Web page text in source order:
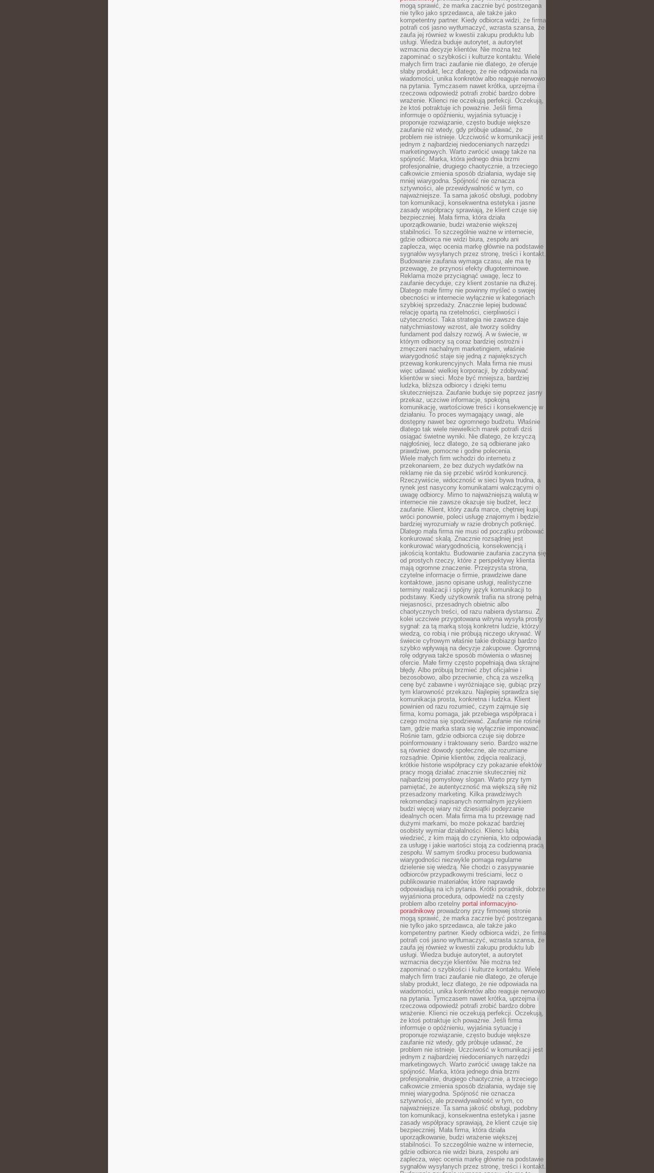
mogą sprawić, że marka zacznie być postrzegana
nie tylko jako sprzedawca, ale także jako
kompetentny partner. Kiedy odbiorca widzi, że firma
potrafi coś jasno wytłumaczyć, wzrasta szansa, że
zaufa jej również w kwestii zakupu produktu lub
usługi. Wiedza buduje autorytet, a autorytet
wzmacnia decyzje klientów. Nie można też
zapominać o szybkości i kulturze kontaktu. Wiele
małych firm traci zaufanie nie dlatego, że oferuje
słaby produkt, lecz dlatego, że nie odpowiada na
wiadomości, unika konkretów albo reaguje nerwowo
na pytania. Tymczasem nawet krótka, uprzejma i
rzeczowa odpowiedź potrafi zrobić bardzo dobre
wrażenie. Klienci nie oczekują perfekcji. Oczekują,
że ktoś potraktuje ich poważnie. Jeśli firma
informuje o opóźnieniu, wyjaśnia sytuację i
proponuje rozwiązanie, często buduje większe
zaufanie niż wtedy, gdy próbuje udawać, że
problem nie istnieje. Uczciwość w komunikacji jest
jednym z najbardziej niedocenianych narzędzi
marketingowych. Warto zwrócić uwagę także na
spójność. Marka, która jednego dnia brzmi
profesjonalnie, drugiego chaotycznie, a trzeciego
całkowicie zmienia sposób działania, wydaje się
mniej wiarygodna. Spójność nie oznacza
sztywności, ale przewidywalność w tym, co
najważniejsze. Ta sama jakość obsługi, podobny
ton komunikacji, konsekwentna estetyka i jasne
zasady współpracy sprawiają, że klient czuje się
bezpieczniej. Mała firma, która działa
uporządkowanie, budzi wrażenie większej
stabilności. To szczególnie ważne w internecie,
gdzie odbiorca nie widzi biura, zespołu ani
zaplecza, więc ocenia markę głównie na podstawie
sygnałów wysyłanych przez stronę, treści i kontakt.
Budowanie zaufania wymaga czasu, ale ma tę
przewagę, że przynosi efekty długoterminowe.
Reklama może przyciągnąć uwagę, lecz to
zaufanie decyduje, czy klient zostanie na dłużej.
Dlatego małe firmy nie powinny myśleć o swojej
obecności w internecie wyłącznie w kategoriach
szybkiej sprzedaży. Znacznie lepiej budować
relację opartą na rzetelności, cierpliwości i
użyteczności. Taka strategia nie zawsze daje
natychmiastowy wzrost, ale tworzy solidny
fundament pod dalszy rozwój. A w świecie, w
którym odbiorcy są coraz bardziej ostrożni i
zmęczeni nachalnym marketingiem, właśnie
wiarygodność staje się jedną z największych
przewag konkurencyjnych. Mała firma nie musi
więc udawać wielkiej korporacji, by zdobywać
klientów w sieci. Może być mniejsza, bardziej
ludzka, bliższa odbiorcy i dzięki temu
skuteczniejsza. Zaufanie buduje się poprzez jasny
przekaz, uczciwe informacje, spokojną
komunikację, wartościowe treści i konsekwencję w
działaniu. To proces wymagający uwagi, ale
dostępny nawet bez ogromnego budżetu. Właśnie
dlatego tak wiele niewielkich marek potrafi dziś
osiągać świetne wyniki. Nie dlatego, że krzyczą
najgłośniej, lecz dlatego, że są odbierane jako
prawdziwe, pomocne i godne polecenia.
Wiele małych firm wchodzi do internetu z
przekonaniem, że bez dużych wydatków na
reklamę nie da się przebić wśród konkurencji.
Rzeczywiście, widoczność w sieci bywa trudna, a
rynek jest nasycony komunikatami walczącymi o
uwagę odbiorcy. Mimo to najważniejszą walutą w
internecie nie zawsze okazuje się budżet, lecz
zaufanie. Klient, który zaufa marce, chętniej kupi,
wróci ponownie, poleci usługę znajomym i będzie
bardziej wyrozumiały w razie drobnych potknięć.
Dlatego mała firma nie musi od początku próbować
konkurować skalą. Znacznie rozsądniej jest
konkurować wiarygodnością, konsekwencją i
jakością kontaktu. Budowanie zaufania zaczyna się
od prostych rzeczy, które z perspektywy klienta
mają ogromne znaczenie. Przejrzysta strona,
czytelne informacje o firmie, prawdziwe dane
kontaktowe, jasno opisane usługi, realistyczne
terminy realizacji i spójny język komunikacji to
podstawy. Kiedy użytkownik trafia na stronę pełną
niejasności, przesadnych obietnic albo
chaotycznych treści, od razu nabiera dystansu. Z
kolei uczciwie przygotowana witryna wysyła prosty
sygnał: za tą marką stoją konkretni ludzie, którzy
wiedzą, co robią i nie próbują niczego ukrywać. W
świecie cyfrowym właśnie takie drobiazgi bardzo
szybko wpływają na decyzje zakupowe. Ogromną
rolę odgrywa także sposób mówienia o własnej
ofercie. Małe firmy często popełniają dwa skrajne
błędy. Albo próbują brzmieć zbyt oficjalnie i
bezosobowo, albo przeciwnie, chcą za wszelką
cenę być zabawne i wyróżniające się, gubiąc przy
tym klarowność przekazu. Najlepiej sprawdza się
komunikacja prosta, konkretna i ludzka. Klient
powinien od razu rozumieć, czym zajmuje się
firma, komu pomaga, jak przebiega współpraca i
czego można się spodziewać. Zaufanie nie rośnie
tam, gdzie marka stara się wyłącznie imponować.
Rośnie tam, gdzie odbiorca czuje się dobrze
poinformowany i traktowany serio. Bardzo ważne
są również dowody społeczne, ale rozumiane
rozsądnie. Opinie klientów, zdjęcia realizacji,
krótkie historie współpracy czy pokazanie efektów
pracy mogą działać znacznie skuteczniej niż
najbardziej pomysłowy slogan. Warto przy tym
pamiętać, że autentyczność ma większą siłę niż
przesadzony marketing. Kilka prawdziwych
rekomendacji napisanych normalnym językiem
budzi więcej wiary niż dziesiątki podejrzanie
idealnych ocen. Mała firma ma tu przewagę nad
dużymi markami, bo może pokazać bardziej
osobisty wymiar działalności. Klienci lubią
wiedzieć, z kim mają do czynienia, kto odpowiada
za usługę i jakie wartości stoją za codzienną pracą
zespołu. W samym środku procesu budowania
wiarygodności niezwykle pomaga regularne
dzielenie się wiedzą. Nie chodzi o zasypywanie
odbiorców przypadkowymi treściami, lecz o
publikowanie materiałów, które naprawdę
odpowiadają na ich pytania. Krótki poradnik, dobrze
wyjaśniona procedura, odpowiedź na częsty
problem albo rzetelny portal informacyjno-
poradnikowy prowadzony przy firmowej stronie
mogą sprawić, że marka zacznie być postrzegana
nie tylko jako sprzedawca, ale także jako
kompetentny partner. Kiedy odbiorca widzi, że firma
potrafi coś jasno wytłumaczyć, wzrasta szansa, że
zaufa jej również w kwestii zakupu produktu lub
usługi. Wiedza buduje autorytet, a autorytet
wzmacnia decyzje klientów. Nie można też
zapominać o szybkości i kulturze kontaktu. Wiele
małych firm traci zaufanie nie dlatego, że oferuje
słaby produkt, lecz dlatego, że nie odpowiada na
wiadomości, unika konkretów albo reaguje nerwowo
na pytania. Tymczasem nawet krótka, uprzejma i
rzeczowa odpowiedź potrafi zrobić bardzo dobre
wrażenie. Klienci nie oczekują perfekcji. Oczekują,
że ktoś potraktuje ich poważnie. Jeśli firma
informuje o opóźnieniu, wyjaśnia sytuację i
proponuje rozwiązanie, często buduje większe
zaufanie niż wtedy, gdy próbuje udawać, że
problem nie istnieje. Uczciwość w komunikacji jest
jednym z najbardziej niedocenianych narzędzi
marketingowych. Warto zwrócić uwagę także na
spójność. Marka, która jednego dnia brzmi
profesjonalnie, drugiego chaotycznie, a trzeciego
całkowicie zmienia sposób działania, wydaje się
mniej wiarygodna. Spójność nie oznacza
sztywności, ale przewidywalność w tym, co
najważniejsze. Ta sama jakość obsługi, podobny
ton komunikacji, konsekwentna estetyka i jasne
zasady współpracy sprawiają, że klient czuje się
bezpieczniej. Mała firma, która działa
uporządkowanie, budzi wrażenie większej
stabilności. To szczególnie ważne w internecie,
gdzie odbiorca nie widzi biura, zespołu ani
zaplecza, więc ocenia markę głównie na podstawie
sygnałów wysyłanych przez stronę, treści i kontakt.